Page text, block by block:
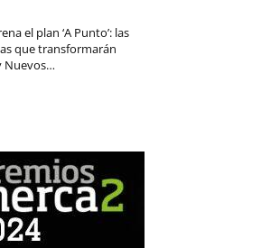
el plan ‘A Punto’: las
que transformarán
Nuevos…